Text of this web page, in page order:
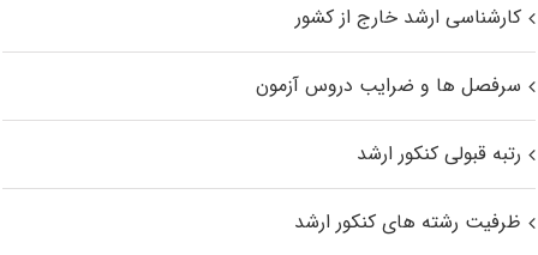
کارشناسی ارشد خارج از کشور
سرفصل ها و ضرایب دروس آزمون
رتبه قبولی کنکور ارشد
ظرفیت رشته های کنکور ارشد